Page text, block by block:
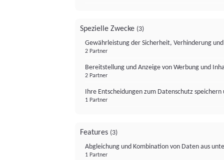
Spezielle Zwecke (3)
Gewährleistung der Sicherheit, Verhinderung
2 Partner
Bereitstellung und Anzeige von Werbung und
2 Partner
Ihre Entscheidungen zum Datenschutz
1 Partner
Features (3)
Abgleichung und Kombination von Daten aus
1 Partner